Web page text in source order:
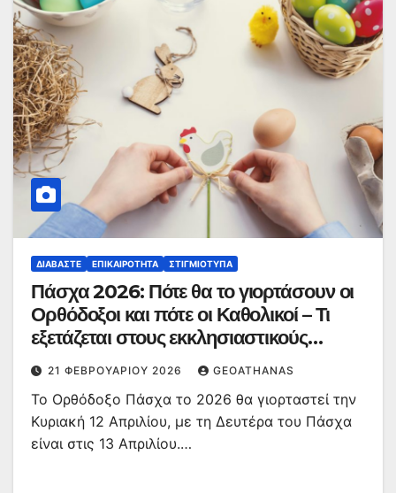
ΔΙΑΒΆΣΤΕ ΕΠΙΚΑΙΡΌΤΗΤΑ ΣΤΙΓΜΙΌΤΥΠΑ
Πάσχα 2026: Πότε θα το γιορτάσουν οι
Ορθόδοξοι και πότε οι Καθολικοί – Τι
εξετάζεται στους εκκλησιαστικούς
κύκλους
21 ΦΕΒΡΟΥΑΡΊΟΥ 2026 GEOATHANAS
Το Ορθόδοξο Πάσχα το 2026 θα γιορταστεί την
Κυριακή 12 Απριλίου, με τη Δευτέρα του Πάσχα
είναι στις 13 Απριλίου.…